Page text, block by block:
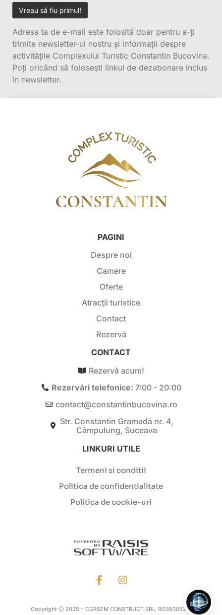
Adresa ta de e-mail este folosită doar pentru a-ți
trimite newsletter-ul nostru și informații despre
activitățile Complexului Turistic Constantin Bucovina.
Poți oricând să folosești linkul de dezabonare inclus
în newsletter.
PAGINI
Despre noi
Camere
Oferte
Atracții turistice
Contact
Rezervă
CONTACT
Rezervă acum!
Rezervări telefonice: 7:00 - 20:00
contact@constantinbucovina.ro
Str. Constantin Gramadă nr. 4,
Câmpulung, Suceava
LINKURI UTILE
Termeni si conditii
Politica de confidentialitate
Politica de cookie-uri
Copyright Ⓒ 2025 – CORSEM CONSTRUCT SRL, RO39305213